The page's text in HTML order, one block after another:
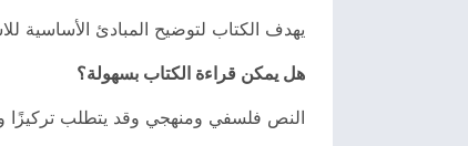
يهدف الكتاب لتوضيح المبادئ الأساسية
هل يمكن قراءة الكتاب بسهولة؟
النص فلسفي ومنهجي وقد يتطلب تركيزًا